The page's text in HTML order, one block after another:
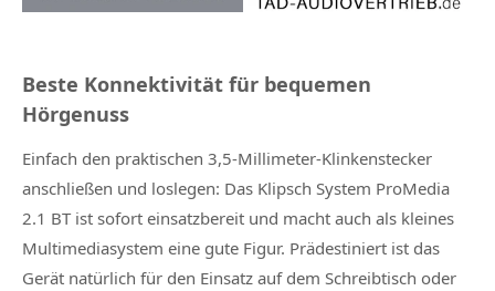
Beste Konnektivität für bequemen
Hörgenuss
Einfach den praktischen 3,5-Millimeter-Klinkenstecker
anschließen und loslegen: Das Klipsch System ProMedia
2.1 BT ist sofort einsatzbereit und macht auch als kleines
Multimediasystem eine gute Figur. Prädestiniert ist das
Gerät natürlich für den Einsatz auf dem Schreibtisch oder